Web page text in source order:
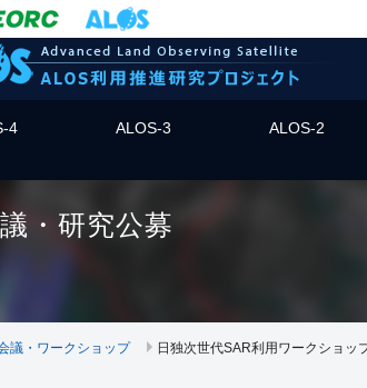
4 ALOS-3 ALOS-2
・研究公募
議・ワークショップ 日独次世代SAR利用ワークショッ